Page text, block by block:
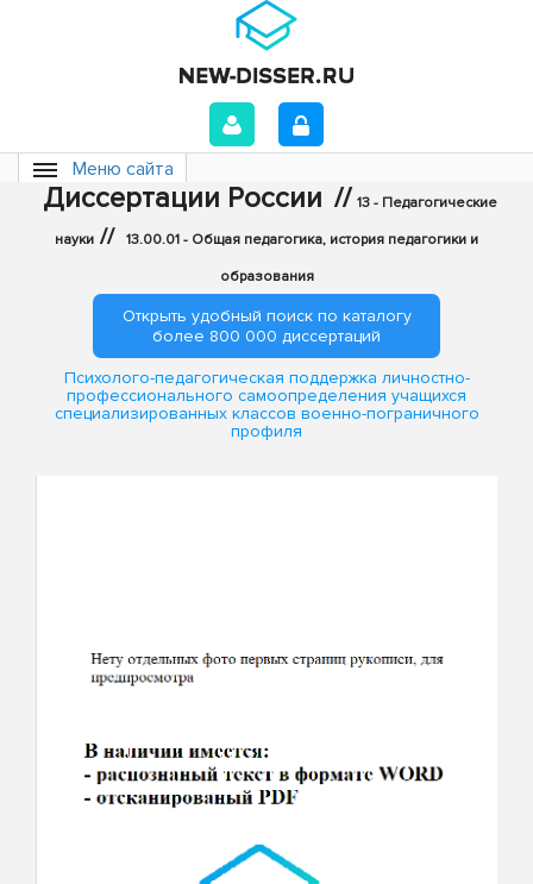
Меню сайта
Диссертации России // 13 - Педагогические
науки // 13.00.01 - Общая педагогика, история педагогики и
образования
Открыть удобный поиск по каталогу
более 800 000 диссертаций
Психолого-педагогическая поддержка личностно-
профессионального самоопределения учащихся
специализированных классов военно-пограничного
профиля